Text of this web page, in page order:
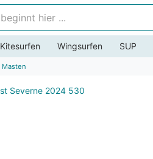
Kitesurfen Wingsurfen SUP
Masten